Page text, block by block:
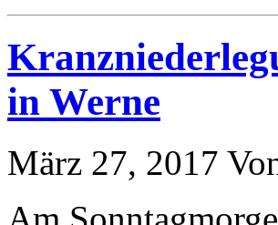
in Werne
März 27, 2017